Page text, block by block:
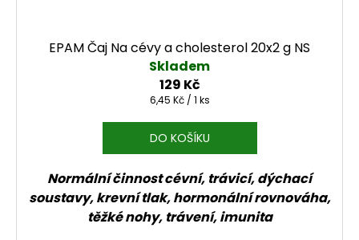
EPAM Čaj Na cévy a cholesterol 20x2 g NS
Skladem
129 Kč
Měrná cena:
6,45 Kč / 1 ks
DO KOŠÍKU
Normální činnost cévní, trávicí, dýchací
soustavy, krevní tlak, hormonální rovnováha,
těžké nohy, trávení, imunita